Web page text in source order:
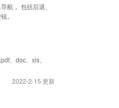
航， 包括后退、
。
、doc、xls、
2022-2-15 更新